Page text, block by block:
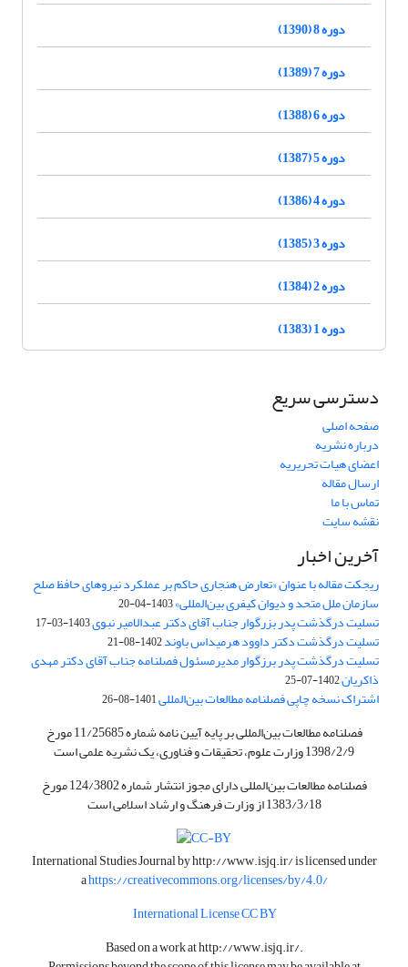
دوره 8 (1390)
دوره 7 (1389)
دوره 6 (1388)
دوره 5 (1387)
دوره 4 (1386)
دوره 3 (1385)
دوره 2 (1384)
دوره 1 (1383)
دسترسی سریع
صفحه اصلی
درباره نشریه
اعضای هیات تحریریه
ارسال مقاله
تماس با ما
نقشه سایت
آخرین اخبار
ریجکت مقاله با عنوان «تعارض هنجاری حاکم بر عملکرد نیروهای حافظ صلح
سازمان ملل متحد و دیوان کیفری بین‌المللی»1403-04-20
تسلیت درگذشت پدر بزرگوار جناب آقای دکتر عبدالامیر نبوی1403-03-17
تسلیت درگذشت دکتر داوود هرمیداس باوند1402-08-21
تسلیت درگذشت پدر برزگوار مدیرمسئول فصلنامه جناب آقای دکتر مهدی
ذاکریان1402-07-25
اشتراک نسخه چاپی فصلنامه مطالعات بین‌المللی1401-08-26
فصلنامه مطالعات بین‌المللی بر پایه آیین نامه شماره 11/25685 مورخ
1398/2/9 وزارت علوم، تحقیقات و فناوری، یک نشریه علمی است
فصلنامه مطالعات بین‌المللی دارای مجوز انتشار شماره 124/3802 مورخ
1383/3/18 از وزارت فرهنگ و ارشاد اسلامی است
International Studies Journal byhttp://www.isjq.ir/is licensed under
ahttps://creativecommons.org/licenses/by/4.0/
International License CC BY
Based on a work athttp://www.isjq.ir/.